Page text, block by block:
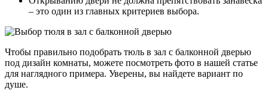
– это один из главных критериев выбора.
Чтобы правильно подобрать тюль в зал с балконной дверью
под дизайн комнаты, можете посмотреть фото в нашей статье
для наглядного примера. Уверены, вы найдете вариант по
душе.